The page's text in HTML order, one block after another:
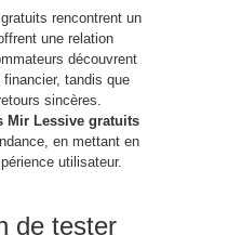
rencontrent un
une relation
découvrent
tandis que
sincères.
Mir Lessive gratuits
en mettant en
utilisateur.
de tester